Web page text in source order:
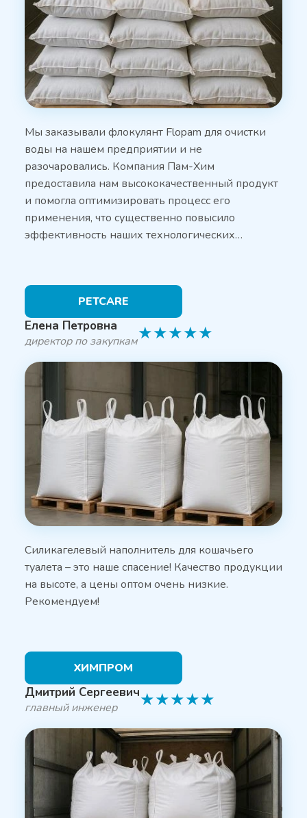
Мы заказывали флокулянт Flopam для очистки
воды на нашем предприятии и не
разочаровались. Компания Пам-Хим
предоставила нам высококачественный продукт
и помогла оптимизировать процесс его
применения, что существенно повысило
эффективность наших технологических…
PETCARE
Елена Петровна
директор по закупкам★★★★★
Силикагелевый наполнитель для кошачьего
туалета – это наше спасение! Качество продукции
на высоте, а цены оптом очень низкие.
Рекомендуем!
ХИМПРОМ
Дмитрий Сергеевич
главный инженер ★★★★★